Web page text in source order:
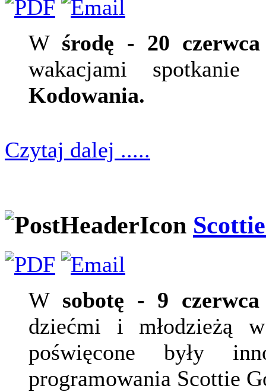
W środę - 20 czerwca
wakacjami
Kodowania.
Czytaj dalej .....
W sobotę - 9 czerwca
dziećmi i młodzieżą
poświęcone były
programowania Scottie